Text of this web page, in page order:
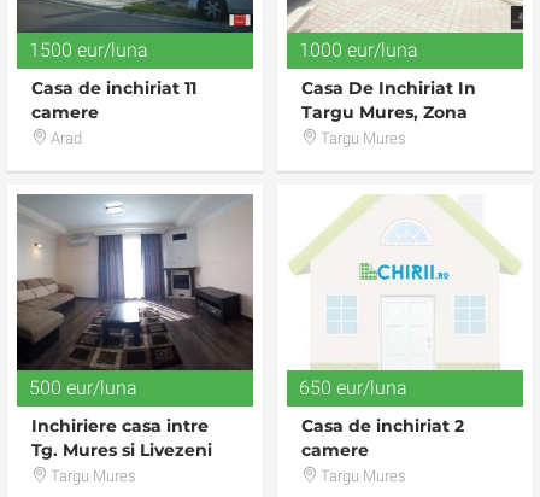
1500 eur/luna
Casa de inchiriat 11
camere
Arad
1000 eur/luna
Casa De Inchiriat In
Targu Mures, Zona
Semicentrala
Targu Mures
500 eur/luna
Inchiriere casa intre
Tg. Mures si Livezeni
Targu Mures
650 eur/luna
Casa de inchiriat 2
camere
Targu Mures